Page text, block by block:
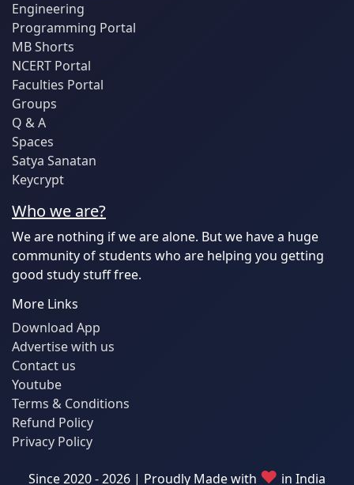
Engineering
Programming Portal
MB Shorts
NCERT Portal
Faculties Portal
Groups
Q & A
Spaces
Satya Sanatan
Keycrypt
Who we are?
We are nothing if we are alone. But we have a huge
community of students who are helping you getting
good study stuff free.
More Links
Download App
Advertise with us
Contact us
Youtube
Terms & Conditions
Refund Policy
Privacy Policy
Since 2020 - 2026 | Proudly Made with ♥ in India